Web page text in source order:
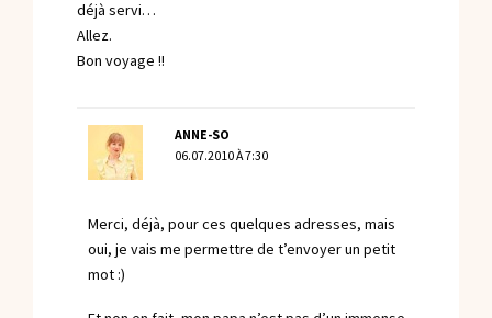
déjà servi…
Allez.
Bon voyage !!
ANNE-SO
06.07.2010 À 7:30
Merci, déjà, pour ces quelques adresses, mais
oui, je vais me permettre de t’envoyer un petit
mot :)